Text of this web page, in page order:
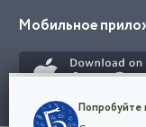
Мобильное